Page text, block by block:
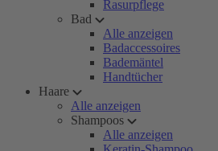
Rasurpflege
Bad
Alle anzeigen
Badaccessoires
Bademäntel
Handtücher
Haare
Alle anzeigen
Shampoos
Alle anzeigen